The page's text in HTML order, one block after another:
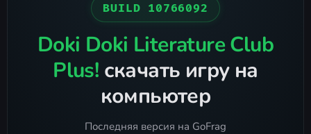
BUILD 10766092
Doki Doki Literature Club
Plus! скачать игру на
компьютер
Последняя версия на GoFrag